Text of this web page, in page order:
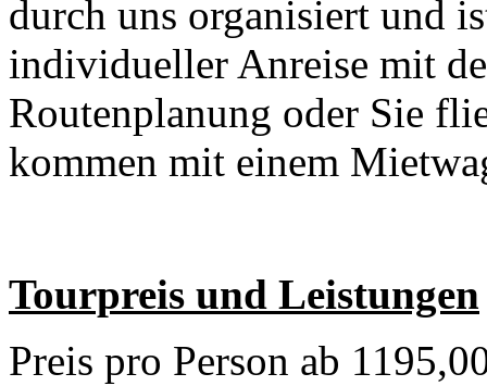
durch uns organisiert und
individueller Anreise mit
Routenplanung oder Sie
kommen mit einem
Tourpreis und Leistungen
Preis pro Person ab